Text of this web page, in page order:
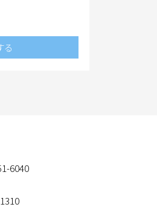
る
6040